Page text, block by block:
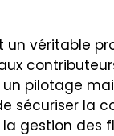
un véritable
pilotage
sécuriser la
gestion des